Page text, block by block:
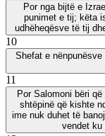
Por nga bijtë e
punimet e tij; këta
udhëheqësve të tij
10
Shefat e
11
Por Salomoni bëri
shtëpinë që kishte
ime nuk duhet të
vendet ku